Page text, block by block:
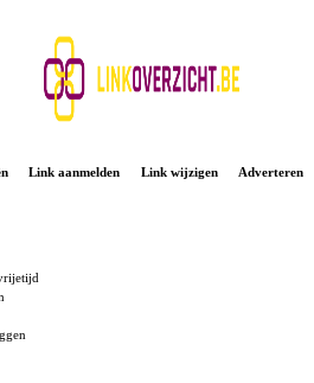
Link aanmelden Link wijzigen Adverteren